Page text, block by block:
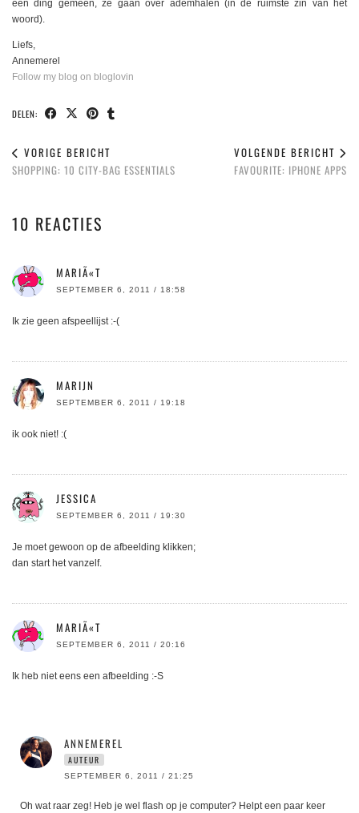
één ding gemeen, ze gaan over ademhalen (in de ruimste zin van het
woord).
Liefs,
Annemerel
Follow my blog on bloglovin
DELEN:
VORIGE BERICHT
SHOPPING: 10 CITY-BAG ESSENTIALS
VOLGENDE BERICHT
FAVOURITE: IPHONE APPS
10 REACTIES
MARIÃ«T
SEPTEMBER 6, 2011 / 18:58
Ik zie geen afspeellijst :-(
MARIJN
SEPTEMBER 6, 2011 / 19:18
ik ook niet! :(
JESSICA
SEPTEMBER 6, 2011 / 19:30
Je moet gewoon op de afbeelding klikken;
dan start het vanzelf.
MARIÃ«T
SEPTEMBER 6, 2011 / 20:16
Ik heb niet eens een afbeelding :-S
ANNEMEREL
AUTEUR
SEPTEMBER 6, 2011 / 21:25
Oh wat raar zeg! Heb je wel flash op je computer? Helpt een paar keer